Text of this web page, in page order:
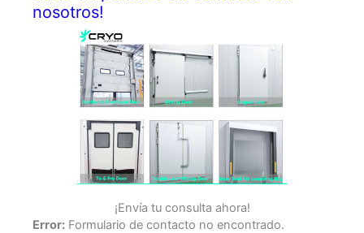
nosotros!
¡Envía tu consulta ahora!
Error: Formulario de contacto no encontrado.